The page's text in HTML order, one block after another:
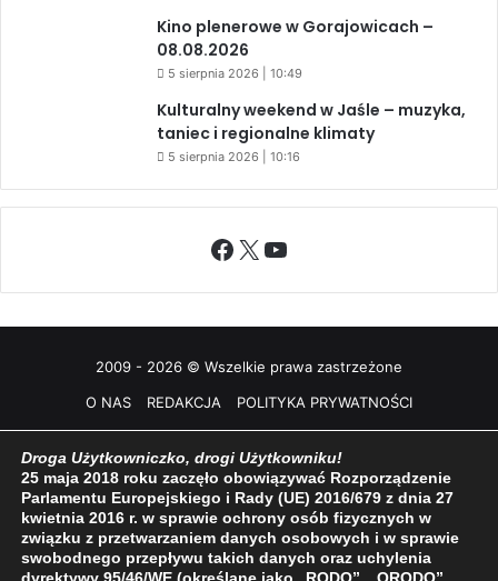
Kino plenerowe w Gorajowicach –
08.08.2026
5 sierpnia 2026 | 10:49
Kulturalny weekend w Jaśle – muzyka,
taniec i regionalne klimaty
5 sierpnia 2026 | 10:16
Facebook
X YouTube
2009 - 2026 © Wszelkie prawa zastrzeżone
O NAS
REDAKCJA POLITYKA PRYWATNOŚCI
Droga Użytkowniczko, drogi Użytkowniku!
25 maja 2018 roku zaczęło obowiązywać Rozporządzenie
Parlamentu Europejskiego i Rady (UE) 2016/679 z dnia 27
kwietnia 2016 r. w sprawie ochrony osób fizycznych w
związku z przetwarzaniem danych osobowych i w sprawie
swobodnego przepływu takich danych oraz uchylenia